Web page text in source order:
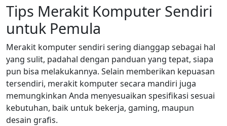
Tips Merakit Komputer Sendiri
untuk Pemula
Merakit komputer sendiri sering dianggap sebagai hal
yang sulit, padahal dengan panduan yang tepat, siapa
pun bisa melakukannya. Selain memberikan kepuasan
tersendiri, merakit komputer secara mandiri juga
memungkinkan Anda menyesuaikan spesifikasi sesuai
kebutuhan, baik untuk bekerja, gaming, maupun
desain grafis.